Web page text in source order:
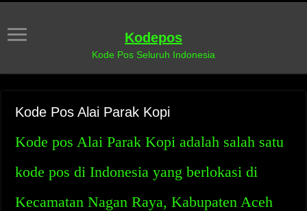
Kodepos
Kode Pos Seluruh Indonesia
Kode Pos Alai Parak Kopi
Kode pos Alai Parak Kopi adalah salah satu
kode pos di Indonesia yang berlokasi di
Kecamatan Nagan Raya, Kabupaten Aceh